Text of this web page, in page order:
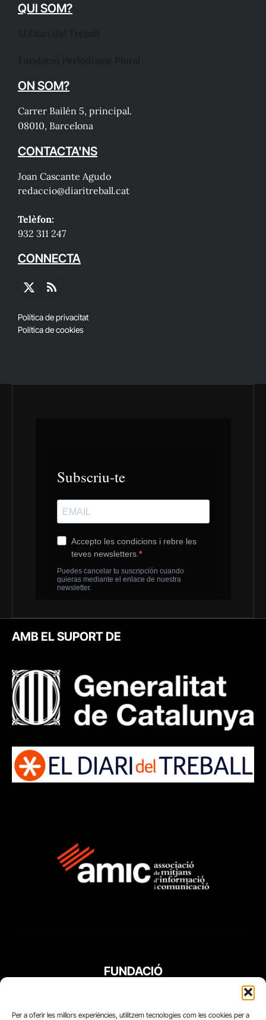
Per a oferir les millors experiències, utilitzem tecnologies com les cookies per a
QUI SOM?
ON SOM?
Carrer Bailén 5, principal.
08010, Barcelona
CONTACTA'NS
Joan Cascante Agudo
redaccio@diaritreball.cat
Telèfon:
932 311 247
CONNECTA
X
RSS
Política de privacitat
Política de cookies
AMB EL SUPORT DE
FUNDACIÓ